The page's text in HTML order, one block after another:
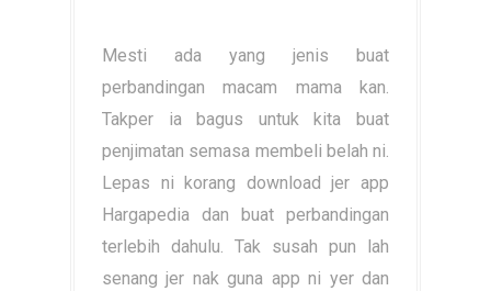
Mesti ada yang jenis buat
perbandingan macam mama kan.
Takper ia bagus untuk kita buat
penjimatan semasa membeli belah ni.
Lepas ni korang download jer app
Hargapedia dan buat perbandingan
terlebih dahulu. Tak susah pun lah
senang jer nak guna app ni yer dan